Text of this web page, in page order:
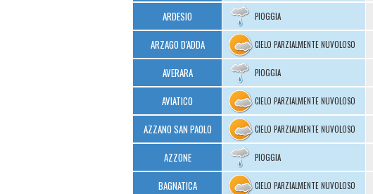
ARDESIO PIOGGIA
ARZAGO D'ADDA CIELO PARZIALMENTE NUVOLOSO
AVERARA PIOGGIA
AVIATICO CIELO PARZIALMENTE NUVOLOSO
AZZANO SAN PAOLO CIELO PARZIALMENTE NUVOLOSO
AZZONE PIOGGIA
BAGNATICA CIELO PARZIALMENTE NUVOLOSO